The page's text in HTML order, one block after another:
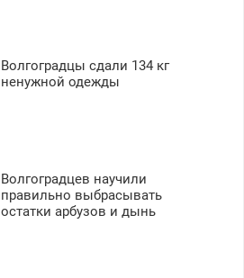
Ежемесячно
выплачивается денежная
безопасности с з/п до
125000 руб.
Волгоградцы сдали 134 кг
ненужной одежды
Волгоградцев научили
правильно выбрасывать
остатки арбузов и дынь